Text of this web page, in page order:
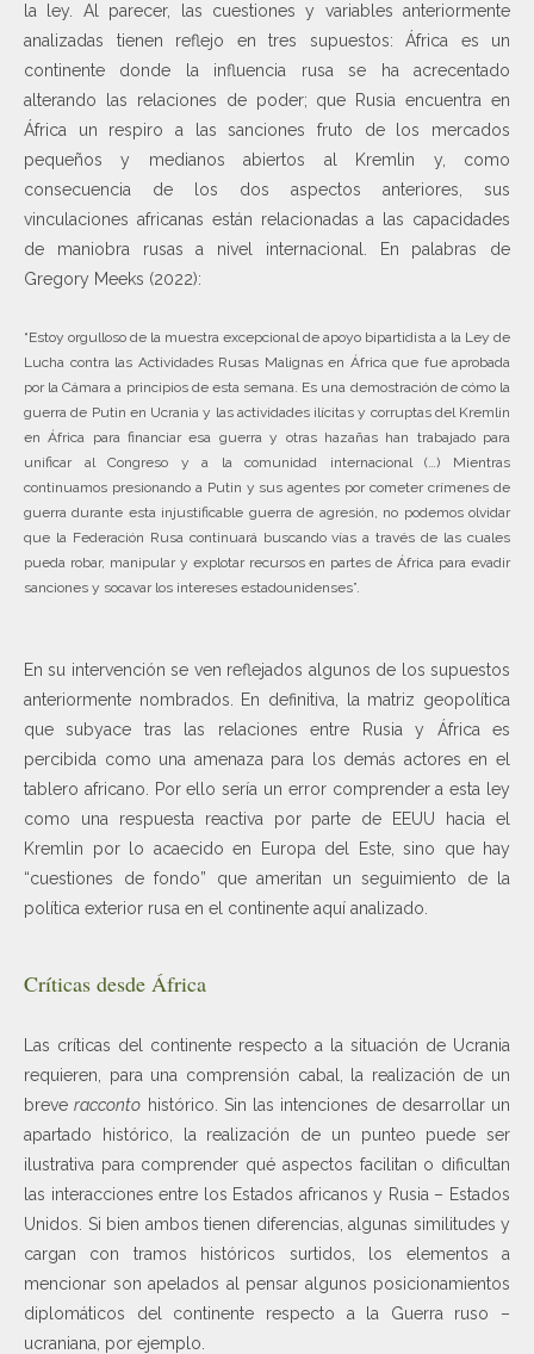
la ley. Al parecer, las cuestiones y variables anteriormente
analizadas tienen reflejo en tres supuestos: África es un
continente donde la influencia rusa se ha acrecentado
alterando las relaciones de poder; que Rusia encuentra en
África un respiro a las sanciones fruto de los mercados
pequeños y medianos abiertos al Kremlin y, como
consecuencia de los dos aspectos anteriores, sus
vinculaciones africanas están relacionadas a las capacidades
de maniobra rusas a nivel internacional. En palabras de
Gregory Meeks (2022):
“Estoy orgulloso de la muestra excepcional de apoyo bipartidista a la Ley de
Lucha contra las Actividades Rusas Malignas en África que fue aprobada
por la Cámara a principios de esta semana. Es una demostración de cómo la
guerra de Putin en Ucrania y las actividades ilícitas y corruptas del Kremlin
en África para financiar esa guerra y otras hazañas han trabajado para
unificar al Congreso y a la comunidad internacional (…) Mientras
continuamos presionando a Putin y sus agentes por cometer crímenes de
guerra durante esta injustificable guerra de agresión, no podemos olvidar
que la Federación Rusa continuará buscando vías a través de las cuales
pueda robar, manipular y explotar recursos en partes de África para evadir
sanciones y socavar los intereses estadounidenses”.
En su intervención se ven reflejados algunos de los supuestos
anteriormente nombrados. En definitiva, la matriz geopolítica
que subyace tras las relaciones entre Rusia y África es
percibida como una amenaza para los demás actores en el
tablero africano. Por ello sería un error comprender a esta ley
como una respuesta reactiva por parte de EEUU hacia el
Kremlin por lo acaecido en Europa del Este, sino que hay
“cuestiones de fondo” que ameritan un seguimiento de la
política exterior rusa en el continente aquí analizado.
Críticas desde África
Las críticas del continente respecto a la situación de Ucrania
requieren, para una comprensión cabal, la realización de un
breveracconto histórico. Sin las intenciones de desarrollar un
apartado histórico, la realización de un punteo puede ser
ilustrativa para comprender qué aspectos facilitan o dificultan
las interacciones entre los Estados africanos y Rusia – Estados
Unidos. Si bien ambos tienen diferencias, algunas similitudes y
cargan con tramos históricos surtidos, los elementos a
mencionar son apelados al pensar algunos posicionamientos
diplomáticos del continente respecto a la Guerra ruso –
ucraniana, por ejemplo.